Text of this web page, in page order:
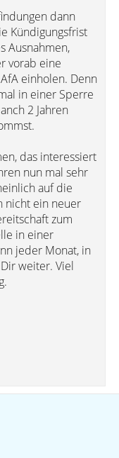
dann
Kündigungsfrist
Ausnahmen,
vorab eine
einholen. Denn
in einer Sperre
2 Jahren
das interessiert
nun mal sehr
auf die
nicht ein neuer
zum
in einer
jeder Monat, in
weiter. Viel